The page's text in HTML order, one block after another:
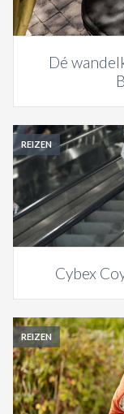
Dé
REIZEN
Cybex
REIZEN